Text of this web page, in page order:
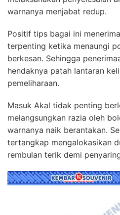
warnanya menjabat redup.
Positif tips bagai ini
terpenting ketika menaungi
berkesan. Sehingga
hendaknya patah lantaran
pemeliharaan.
Masuk Akal tidak penting
melangsungkan razia oleh
warnanya naik berantakan.
tertangkap mengalokasikan
rembulan terik demi